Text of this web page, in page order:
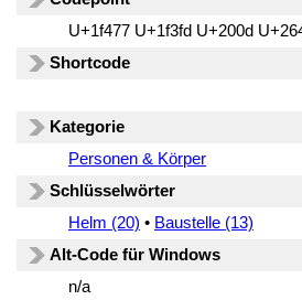
U+1f477 U+1f3fd U+200d
Shortcode
Kategorie
Personen & Körper
Schlüsselwörter
Helm (20) • Baustelle (13)
Alt-Code für Windows
n/a